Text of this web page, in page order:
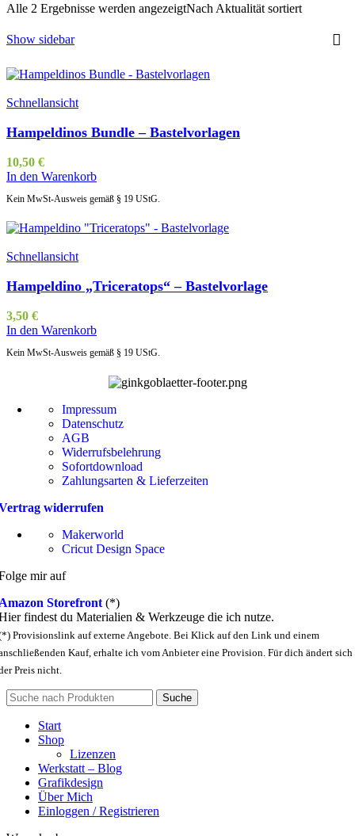
Alle 2 Ergebnisse werden angezeigtNach Aktualität sortiert
Show sidebar
Schnellansicht
Hampeldinos Bundle – Bastelvorlagen
10,50 €
In den Warenkorb
Kein MwSt-Ausweis gemäß § 19 UStG.
Schnellansicht
Hampeldino „Triceratops“ – Bastelvorlage
3,50 €
In den Warenkorb
Kein MwSt-Ausweis gemäß § 19 UStG.
Impressum
Datenschutz
AGB
Widerrufsbelehrung
Sofortdownload
Zahlungsarten & Lieferzeiten
widerrufen
Makerworld
Cricut Design Space
mir auf
Storefront (*)
findest du Materialien & Werkzeuge die ich nutze.
Provisionslink auf externe Angebote. Bei Klick auf den Link und einem
Kauf, erhalte ich vom Anbieter eine Provision. Für dich ändert sich
Preis nicht.
Suche
Start
Shop
Lizenzen
Werkstatt – Blog
Grafikdesign
Über Mich
Einloggen / Registrieren